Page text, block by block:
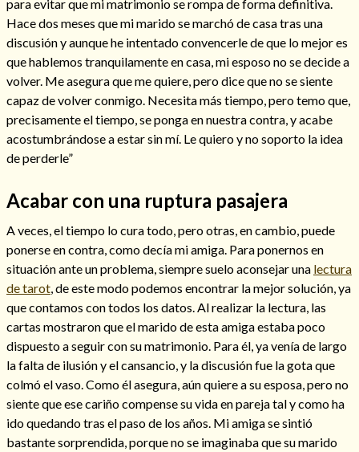
Cómo alejar a la amante de mi esposo
Endulzamiento
para evitar que mi matrimonio se rompa de forma definitiva.
Hace dos meses que mi marido se marchó de casa tras una
discusión y aunque he intentado convencerle de que lo mejor es
que hablemos tranquilamente en casa, mi esposo no se decide a
volver. Me asegura que me quiere, pero dice que no se siente
capaz de volver conmigo. Necesita más tiempo, pero temo que,
precisamente el tiempo, se ponga en nuestra contra, y acabe
acostumbrándose a estar sin mí. Le quiero y no soporto la idea
de perderle”
Acabar con una ruptura pasajera
A veces, el tiempo lo cura todo, pero otras, en cambio, puede
ponerse en contra, como decía mi amiga. Para ponernos en
situación ante un problema, siempre suelo aconsejar una lectura
de tarot , de este modo podemos encontrar la mejor solución, ya
que contamos con todos los datos. Al realizar la lectura, las
cartas mostraron que el marido de esta amiga estaba poco
dispuesto a seguir con su matrimonio. Para él, ya venía de largo
la falta de ilusión y el cansancio, y la discusión fue la gota que
colmó el vaso. Como él asegura, aún quiere a su esposa, pero no
siente que ese cariño compense su vida en pareja tal y como ha
ido quedando tras el paso de los años. Mi amiga se sintió
bastante sorprendida, porque no se imaginaba que su marido